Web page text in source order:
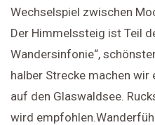
Wechselspiel zwischen
Der Himmelssteig ist Teil
Wandersinfonie“,
halber Strecke machen
auf den Glaswaldsee.
wird